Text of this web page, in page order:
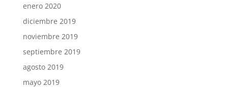
enero 2020
diciembre 2019
noviembre 2019
septiembre 2019
agosto 2019
mayo 2019